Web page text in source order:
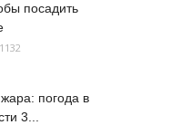
посадить
1132
погода в
3...